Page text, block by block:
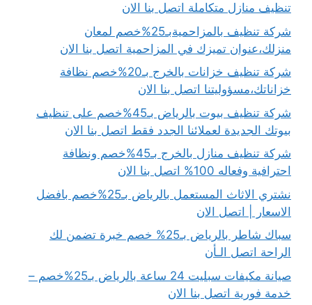
تنظيف منازل متكاملة اتصل بنا الان
شركة تنظيف بالمزاحميةبـ25%خصم لمعان
منزلك،عنوان تميزك في المزاحمية اتصل بنا الان
شركة تنظيف خزانات بالخرج بـ20%خصم نظافة
خزاناتك،مسؤوليتنا اتصل بنا الان
شركة تنظيف بيوت بالرياض بـ45%خصم على تنظيف
بيوتك الجديدة لعملائنا الجدد فقط اتصل بنا الان
شركة تنظيف منازل بالخرج بـ45%خصم ونظافة
احترافية وفعاله 100% اتصل بنا الان
نشتري الاثاث المستعمل بالرياض بـ25%خصم بافضل
الاسعار | اتصل الان
سباك شاطر بالرياض بـ25% خصم خبرة تضمن لك
الراحة اتصل الـأن
صيانة مكيفات سبليت 24 ساعة بالرياض بـ25%خصم –
خدمة فورية اتصل بنا الان